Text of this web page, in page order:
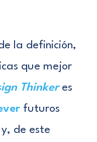
la definición,
que mejor
Thinkeres
futuros
de este